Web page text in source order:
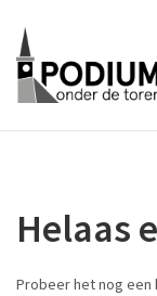
Helaas
Probeer het nog een